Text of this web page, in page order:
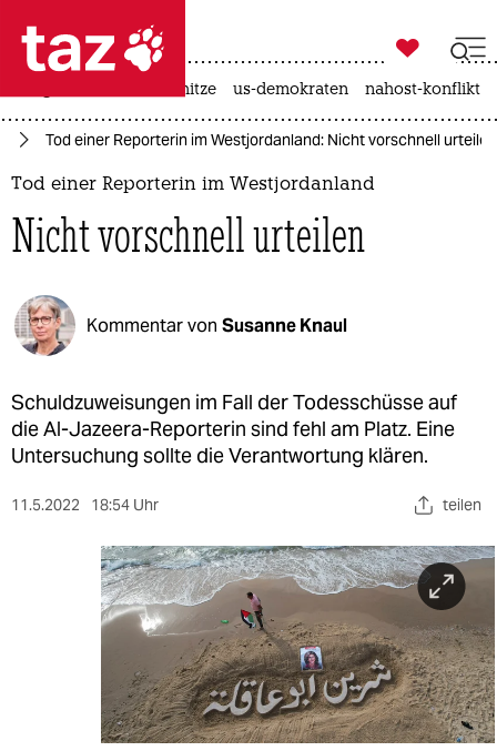
 taz zahl ich
taz zahl ich
politik
öko
gesellschaft
kultur
sport
berlin
wahrheit
veranstaltungen

taz zahl ich
hitze us-demokraten nahost-konflikt
Tod einer Reporterin im Westjordanland: Nicht vorschnell urteilen
Tod einer Reporterin im Westjordanland
Nicht vorschnell urteilen
Kommentar von Susanne Knaul
Schuldzuweisungen im Fall der Todesschüsse auf
die Al-Jazeera-Reporterin sind fehl am Platz. Eine
Untersuchung sollte die Verantwortung klären.
11.5.2022 18:54 Uhr teilen